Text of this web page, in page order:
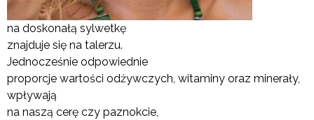
na doskonałą sylwetkę
znajduje się na talerzu.
Jednocześnie odpowiednie
proporcje wartości odżywczych, witaminy oraz minerały,
wpływają
na naszą cerę czy paznokcie,